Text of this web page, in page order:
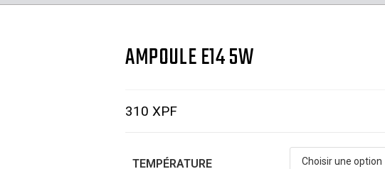
AMPOULE E14 5W
310 XPF
TEMPÉRATURE